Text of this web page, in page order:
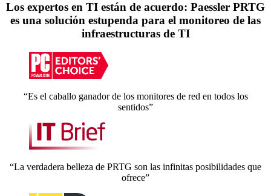
Los expertos en TI están de acuerdo: Paessler PRTG
es una solución estupenda para el monitoreo de las
infraestructuras de TI
“Es el caballo ganador de los monitores de red en todos los
sentidos”
“La verdadera belleza de PRTG son las infinitas posibilidades que
ofrece”